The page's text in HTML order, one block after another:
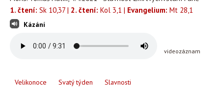
1. čtení: Sk 10,37 | 2. čtení: Kol 3,1 | Evangelium: Mt 28,1
Kázání
videozáznam
Velikonoce Svatý týden Slavnosti